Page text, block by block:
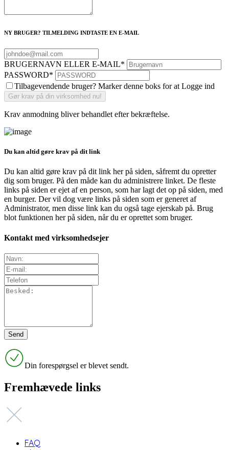
NY BRUGER? TILMELDING INDTASTE EN E-MAIL
BRUGERNAVN ELLER E-MAIL*
PASSWORD*
Tilbagevendende bruger? Marker denne boks for at Logge ind
Krav anmodning bliver behandlet efter bekræftelse.
Du kan altid gøre krav på dit link
Du kan altid gøre krav på dit link her på siden, såfremt du opretter
dig som bruger. På den måde kan du administrere linket. De fleste
links på siden er ejet af en person, som har lagt det op på siden, med
en burger. Der vil dog være links på siden som er generet af
Administrator, men disse link kan du også tage ejerskab på. Brug
blot funktionen her på siden, når du er oprettet som bruger.
Kontakt med virksomhedsejer
Din forespørgsel er blevet sendt.
Fremhævede links
FAQ